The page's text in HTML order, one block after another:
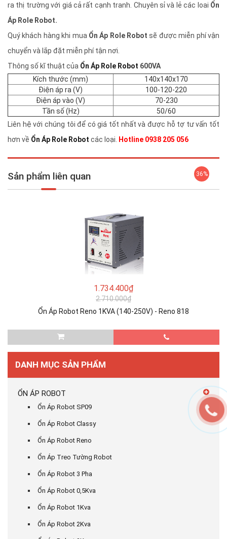
ra thị trường với giá cả rất cạnh tranh. Chuyên sỉ và lẻ các loai Ổn
Áp Role Robot.
Quý khách hàng khi mua Ổn Áp Role Robotsẽ được miễn phí vận
chuyển và lắp đặt miễn phí tận nơi.
Thông số kĩ thuật của Ổn Áp Role Robot 600VA
Kích thước (mm)
140x140x170
Điện áp ra (V)
100-120-220
Điện áp vào (V)
70-230
Tần số (Hz)
50/60
Liên hệ với chúng tôi để có giá tốt nhất và được hỗ tợ tư vấn tốt
hơn về Ổn Áp Role Robot các loại. Hotline 0938 205 056
Sản phẩm liên quan
1.734.400₫
2.710.000₫
Ổn Áp Robot Reno 1KVA (140-250V) - Reno 818
36%
DANH MỤC SẢN PHẨM
ỔN ÁP ROBOT
Ổn Áp Robot SP09
Ổn Áp Robot Classy
Ổn Áp Robot Reno
Ổn Áp Treo Tường Robot
Ổn Áp Robot 3 Pha
Ổn Áp Robot 0,5Kva
Ổn Áp Robot 1Kva
Ổn Áp Robot 2Kva